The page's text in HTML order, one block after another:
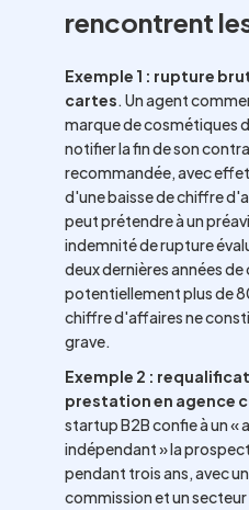
rencontrent
Exemple 1 : rupture
cartes. Un agent
marque de cosmétiques
notifier la fin de son
recommandée, avec
d'une baisse de chiffre
peut prétendre à un
indemnité de rupture
deux dernières années
potentiellement plus de
chiffre d'affaires ne
grave.
Exemple 2 :
prestation en agence
startup B2B confie à un
indépendant » la
pendant trois ans, avec
commission et un